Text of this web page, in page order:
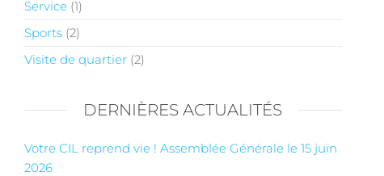
Service(1)
Sports(2)
Visite de quartier(2)
DERNIÈRES ACTUALITÉS
Votre CIL reprend vie ! Assemblée Générale le 15 juin
2026